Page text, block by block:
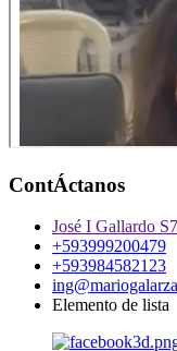
ContÁctanos
José I Gallardo
+593999200479
+593984582123
Elemento de lista